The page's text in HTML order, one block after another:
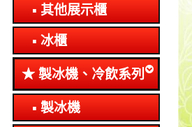
其他展示櫃
冰櫃
製冰機、冷飲系列
製冰機